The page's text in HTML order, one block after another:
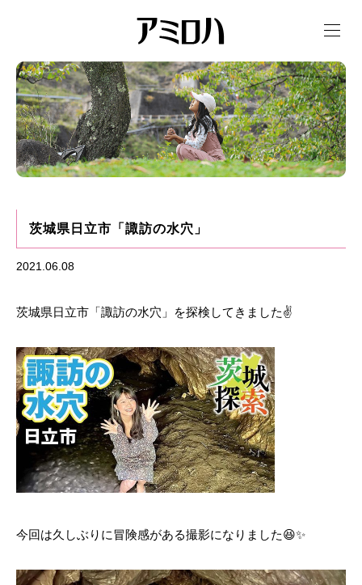
t
g
l
e
n
a
v
i
g
a
t
茨城県日立市「諏訪の水穴」
2021.06.08
茨城県日立市「諏訪の水穴」を探検してきました✌️
今回は久しぶりに冒険感がある撮影になりました😆✨